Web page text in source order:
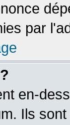
par
en-
Ils